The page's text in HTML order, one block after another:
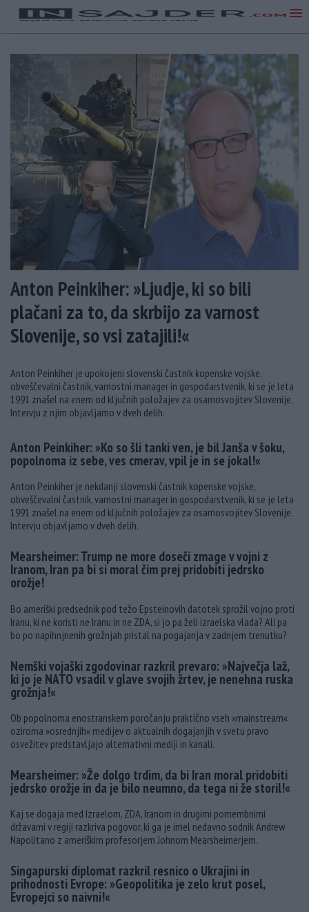
Anton Peinkiher: »Ljudje, ki so bili
plačani za to, da skrbijo za varnost
Slovenije, so vsi zatajili!«
Anton Peinkiher je upokojeni slovenski častnik kopenske vojske,
obveščevalni častnik, varnostni manager in gospodarstvenik, ki se je leta
1991 znašel na enem od ključnih položajev za osamosvojitev Slovenije.
Intervju z njim objavljamo v dveh delih.
Anton Peinkiher: »Ko so šli tanki ven, je bil Janša v šoku,
popolnoma iz sebe, ves cmerav, vpil je in se jokal!«
Anton Peinkiher je nekdanji slovenski častnik kopenske vojske,
obveščevalni častnik, varnostni manager in gospodarstvenik, ki se je leta
1991 znašel na enem od ključnih položajev za osamosvojitev Slovenije.
Intervju objavljamo v dveh delih.
Mearsheimer: Trump ne more doseči zmage v vojni z
Iranom, Iran pa bi si moral čim prej pridobiti jedrsko
orožje!
Bo ameriški predsednik pod težo Epsteinovih datotek sprožil vojno proti
Iranu, ki ne koristi ne Iranu in ne ZDA, si jo pa želi izraelska vlada? Ali pa
bo po napihnjnenih grožnjah pristal na pogajanja v zadnjem trenutku?
Nemški vojaški zgodovinar razkril prevaro: »Največja laž,
ki jo je NATO vsadil v glave svojih žrtev, je nenehna ruska
grožnja!«
Ob popolnoma enostranskem poročanju praktično vseh »mainstream«
oziroma »osrednjih« medijev o aktualnih dogajanjih v svetu pravo
osvežitev predstavljajo alternativni mediji in kanali.
Mearsheimer: »Že dolgo trdim, da bi Iran moral pridobiti
jedrsko orožje in da je bilo neumno, da tega ni že storil!«
Kaj se dogaja med Izraelom, ZDA, Iranom in drugimi pomembnimi
državami v regiji razkriva pogovor, ki ga je imel nedavno sodnik Andrew
Napolitano z ameriškim profesorjem Johnom Mearsheimerjem.
Singapurski diplomat razkril resnico o Ukrajini in
prihodnosti Evrope: »Geopolitika je zelo krut posel,
Evropejci so naivni!«